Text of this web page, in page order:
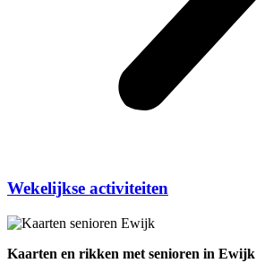
Wekelijkse activiteiten
Kaarten en rikken met senioren in Ewijk